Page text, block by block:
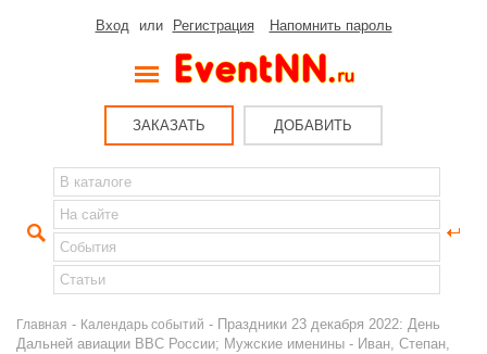
Вход или Регистрация Напомнить пароль
ЗАКАЗАТЬ ДОБАВИТЬ
Главная - Календарь событий - Праздники 23 декабря 2022: День
Дальней авиации ВВС России; Мужские именины - Иван, Степан,